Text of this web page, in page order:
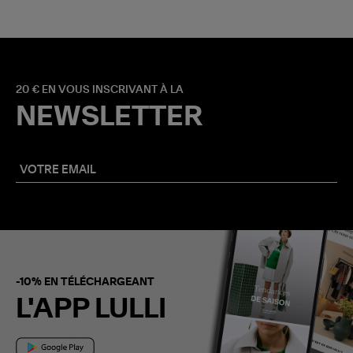
20 € EN VOUS INSCRIVANT À LA
NEWSLETTER
-10% EN TÉLÉCHARGEANT
L'APP LULLI